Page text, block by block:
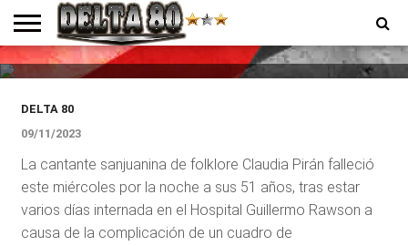
ENTREVISTAS
PREMIOS
PRODUCCIONES
PROGRAMACION
CONTACTO
HOMEPAGE
Murió Claudia Pirán, cantante
sanjuanina de folklore
DELTA 80
09/11/2023
La cantante sanjuanina de folklore Claudia Pirán falleció
este miércoles por la noche a sus 51 años, tras estar
varios días internada en el Hospital Guillermo Rawson a
causa de la complicación de un cuadro de